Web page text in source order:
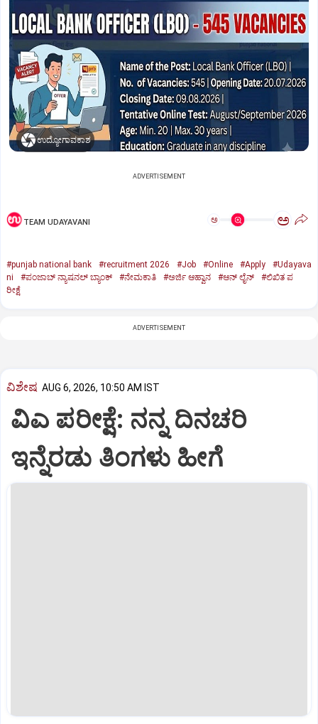
ಉದ್ಯೋಗಾವಕಾಶ
ADVERTISEMENT
TEAM UDAYAVANI ಅ ಅ
#punjab national bank #recruitment 2026 #Job #Online #Apply
#Udayava
ni
#ಪಂಜಾಬ್‌ ನ್ಯಾಷನಲ್‌ ಬ್ಯಾಂಕ್‌ #ನೇಮಕಾತಿ #ಅರ್ಜಿ ಆಹ್ವಾನ #ಆನ್‌ ಲೈನ್‌
#ಲಿಖಿತ ಪ
ರೀಕ್ಷೆ
ADVERTISEMENT
ವಿಶೇಷ AUG 6, 2026, 10:50 AM IST
ವಿಎ ಪರೀಕ್ಷೆ: ನನ್ನ ದಿನಚರಿ
ಇನ್ನೆರಡು ತಿಂಗಳು ಹೀಗೆ